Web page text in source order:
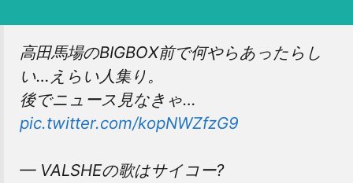
高田馬場のBIGBOX前で何やらあったらし
い…えらい人集り。
後でニュース見なきゃ…
pic.twitter.com/kopNWZfzG9
— VALSHEの歌はサイコー?